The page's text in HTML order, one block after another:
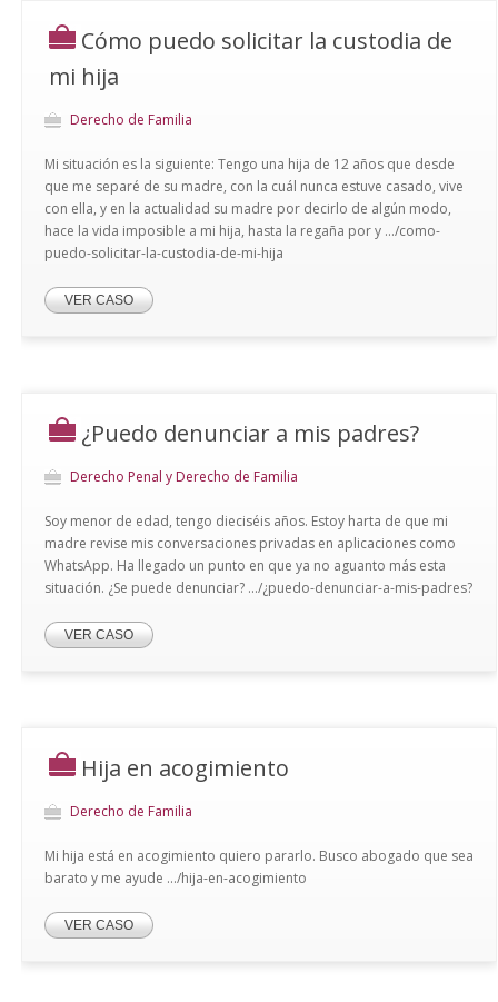
Cómo puedo solicitar la custodia de
mi hija
Derecho de Familia
Mi situación es la siguiente: Tengo una hija de 12 años que desde
que me separé de su madre, con la cuál nunca estuve casado, vive
con ella, y en la actualidad su madre por decirlo de algún modo,
hace la vida imposible a mi hija, hasta la regaña por y .../como-
puedo-solicitar-la-custodia-de-mi-hija
VER CASO
¿Puedo denunciar a mis padres?
Derecho Penal y Derecho de Familia
Soy menor de edad, tengo dieciséis años. Estoy harta de que mi
madre revise mis conversaciones privadas en aplicaciones como
WhatsApp. Ha llegado un punto en que ya no aguanto más esta
situación. ¿Se puede denunciar? .../¿puedo-denunciar-a-mis-padres?
VER CASO
Hija en acogimiento
Derecho de Familia
Mi hija está en acogimiento quiero pararlo. Busco abogado que sea
barato y me ayude .../hija-en-acogimiento
VER CASO